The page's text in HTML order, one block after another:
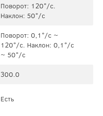
Поворот: 120°/c.
Наклон: 50°/c
Поворот: 0,1°/с ~
120°/c. Наклон: 0,1°/с
~ 50°/c
300.0
Есть